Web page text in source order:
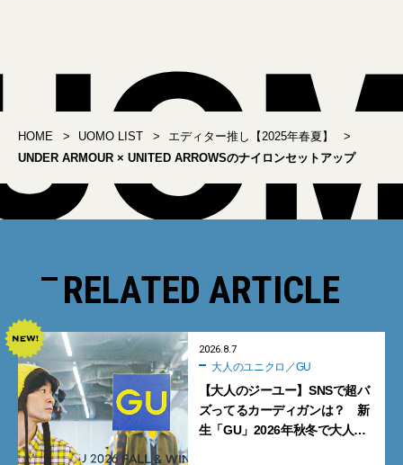
HOME UOMO LIST
エディター推し【2025年春夏】
UNDER ARMOUR × UNITED ARROWSのナイロンセットアップ
RELATED ARTICLE
2026.8.7
大人のユニクロ／GU
【大人のジーユー】SNSで超バ
ズってるカーディガンは？ 新
生「GU」2026年秋冬で大人メ